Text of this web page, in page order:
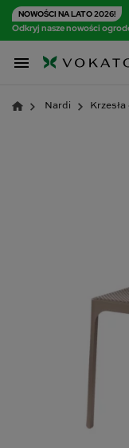
NOWOŚCI NA LATO 2026!
Odkryj nasze nowości

Nardi